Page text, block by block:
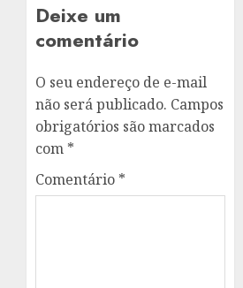
Deixe um
comentário
O seu endereço de e-mail
não será publicado. Campos
obrigatórios são marcados
com *
Comentário *